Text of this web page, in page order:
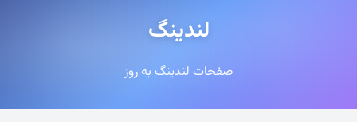
لندینگ
صفحات لندینگ به روز